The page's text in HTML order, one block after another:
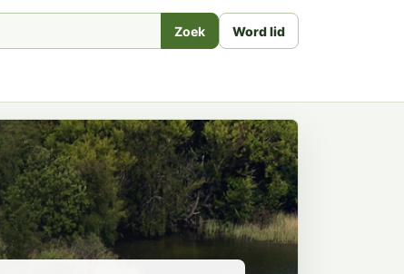
Zoek Word lid